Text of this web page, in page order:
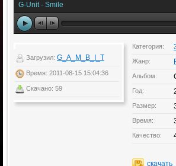
G-Unit - Smile
Загрузил: G_A_M_B_I_T
Время: 2011-08-15 15:04:36
Скачано: 59
Категория:
Жанр:
Альбом:
Год:
Размер:
Время:
Качество:
скачать